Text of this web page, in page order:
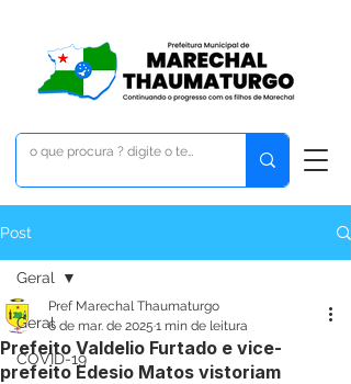
Post
Geral
COVID-19
Geral
Prefeito Valdelio Furtado e vice-
prefeito Edesio Matos vistoriam
Pref Marechal Thaumaturgo
6 de mar. de 2025 1 min de leitura